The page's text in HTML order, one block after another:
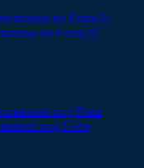
на Fona(2)
под Fona